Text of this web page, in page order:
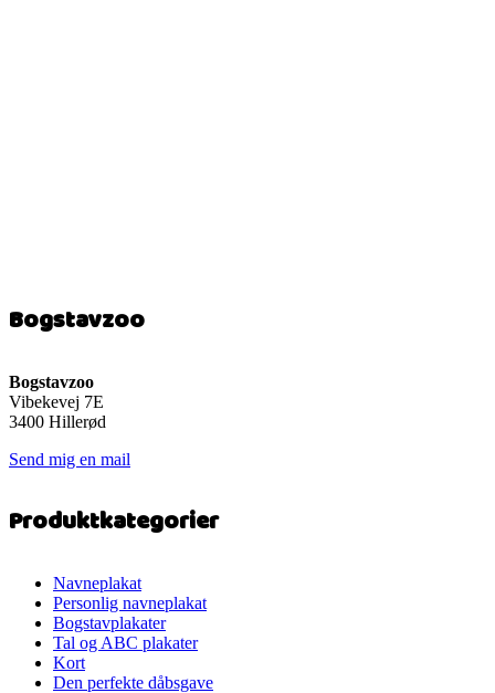
Bogstavzoo
Bogstavzoo
Vibekevej 7E
3400 Hillerød
Send mig en mail
Produktkategorier
Navneplakat
Personlig navneplakat
Bogstavplakater
Tal og ABC plakater
Kort
Den perfekte dåbsgave